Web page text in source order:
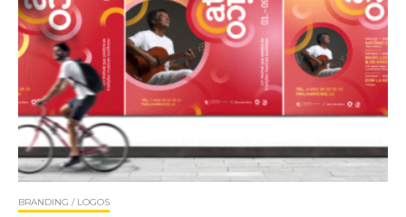
BRANDING / LOGOS